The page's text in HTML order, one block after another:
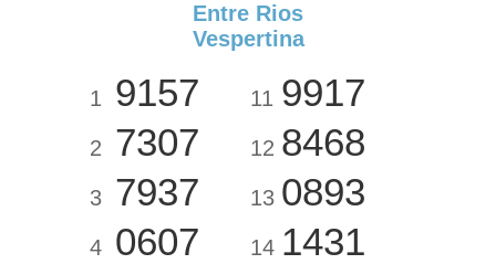
Entre Rios
Vespertina
1 9157
2 7307
3 7937
4 0607
11 9917
12 8468
13 0893
14 1431